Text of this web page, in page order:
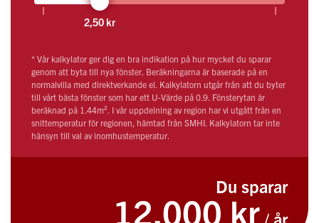
2,50 kr
* Vår kalkylator ger dig en bra indikation på hur mycket du sparar
genom att byta till nya fönster. Beräkningarna är baserade på en
normalvilla med direktverkande el. Kalkylatorn utgår från att du byter
till vårt bästa fönster som har ett U-Värde på 0.9. Fönsterytan är
beräknad på 1.44m². I vår uppdelning av region har vi utgått från en
snittemperatur för regionen, hämtad från SMHI. Kalkylatorn tar inte
hänsyn till val av inomhustemperatur.
Du sparar
12.000 kr